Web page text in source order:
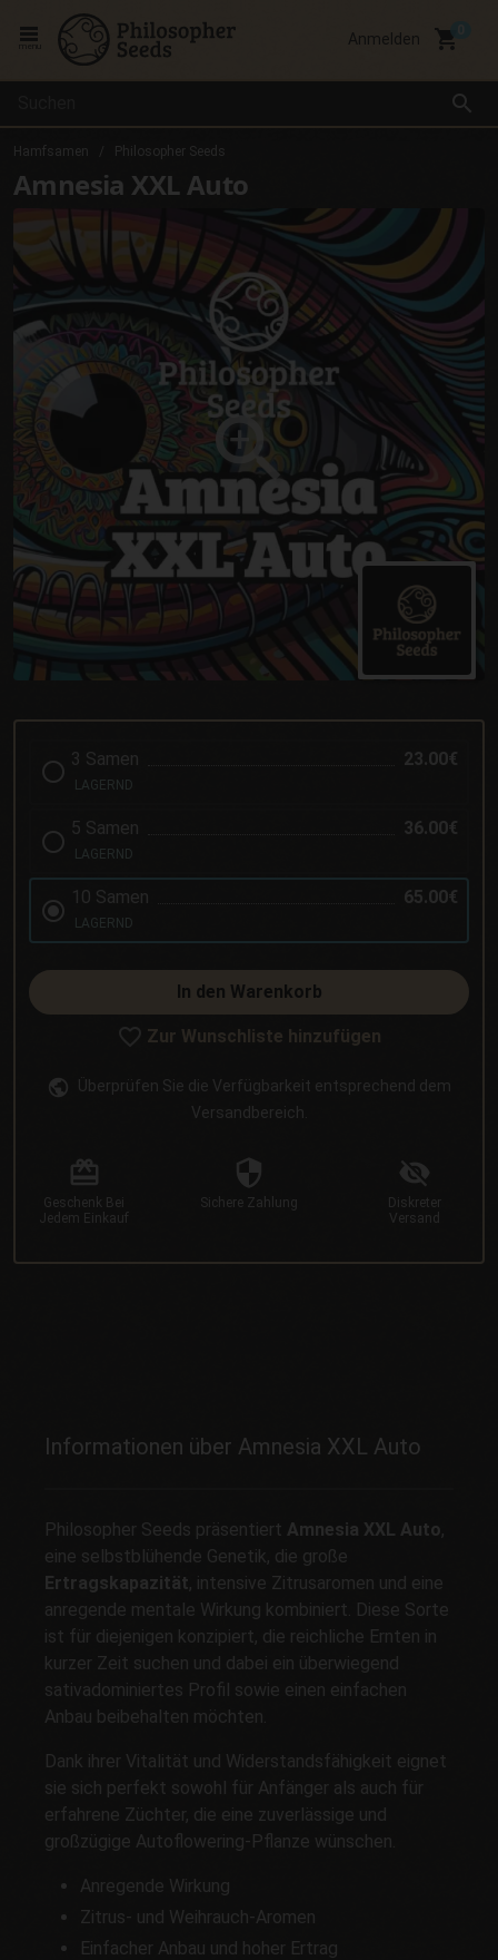
search
Anmelden local_grocery_store
Hamfsamen Philosopher Seeds
Amnesia XXL Auto
3 Samen 23.00€
LAGERND
5 Samen 36.00€
LAGERND
10 Samen 65.00€
LAGERND
In den Warenkorb
Zur Wunschliste hinzufügen
Überprüfen Sie die Verfügbarkeit entsprechend dem
Versandbereich.
Geschenk Bei
Jedem Einkauf
Sichere Zahlung
Diskreter
Versand
Informationen über Amnesia XXL Auto
Philosopher Seeds präsentiert Amnesia XXL Auto,
eine selbstblühende Genetik, die große
Ertragskapazität, intensive Zitrusaromen und eine
anregende mentale Wirkung kombiniert. Diese Sorte
ist für diejenigen konzipiert, die reichliche Ernten in
kurzer Zeit suchen und dabei ein überwiegend
sativadominiertes Profil sowie einen einfachen
Anbau beibehalten möchten.
Dank ihrer Vitalität und Widerstandsfähigkeit eignet
sie sich perfekt sowohl für Anfänger als auch für
erfahrene Züchter, die eine zuverlässige und
großzügige Autoflowering-Pflanze wünschen.
Anregende Wirkung
Zitrus- und Weihrauch-Aromen
Einfacher Anbau und hoher Ertrag